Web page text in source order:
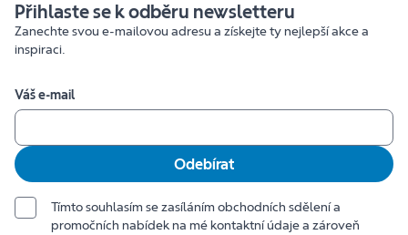
Přihlaste se k odběru newsletteru
Zanechte svou e-mailovou adresu a získejte ty nejlepší akce a
inspiraci.
Váš e-mail
Odebírat
Tímto souhlasím se zasíláním obchodních sdělení a
promočních nabídek na mé kontaktní údaje a zároveň